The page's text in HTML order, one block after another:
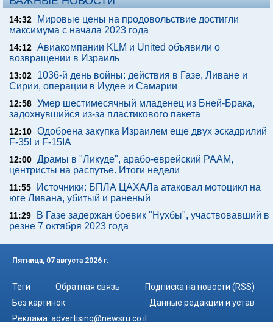
14:32
Мировые цены на продовольствие достигли
максимума с начала 2023 года
14:12 Авиакомпании KLM и United объявили о
возвращении в Израиль
13:02
1036-й день войны: действия в Газе, Ливане и
Сирии, операции в Иудее и Самарии
12:58 Умер шестимесячный младенец из Бней-Брака,
задохнувшийся из-за пластикового пакета
12:10 Одобрена закупка Израилем еще двух эскадрилий
F-35I и F-15IA
12:00 Драмы в "Ликуде", арабо-еврейский РААМ,
центристы на распутье. Итоги недели
11:55
Источники: БПЛА ЦАХАЛа атаковал мотоцикл на
юге Ливана, убитый и раненый
11:29
В Газе задержан боевик "Нухбы", участвовавший в
резне 7 октября 2023 года
Пятница, 07 августа 2026 г.
Теги Обратная связь
Подписка на новости (RSS)
Без картинок
Данные редакции и устав
Реклама: advertising@newsru.co.il